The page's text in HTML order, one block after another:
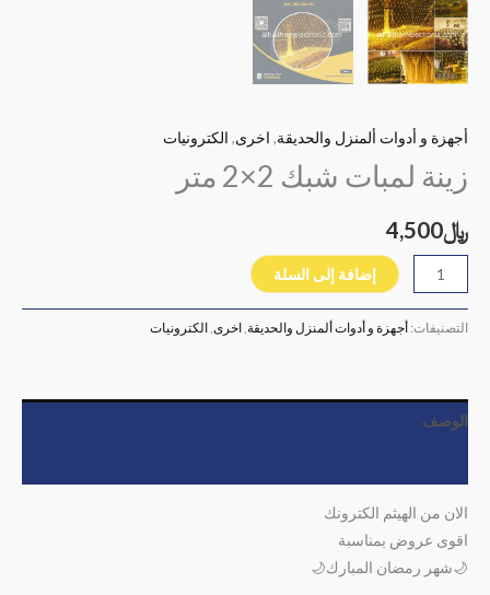
أجهزة و أدوات ألمنزل والحديقة, اخرى, الكترونيات
زينة لمبات شبك 2×2 متر
﷼4,500
إضافة إلى السلة
التصنيفات: أجهزة و أدوات ألمنزل والحديقة اخرى الكترونيات
الوصف
الان من الهيثم الكترونك
اقوى عروض بمناسبة
🌙شهر رمضان المبارك🌙